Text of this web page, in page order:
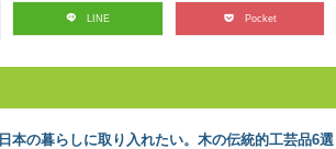
人気の観光地「軽井沢」の森をモリップ目線
首都圏に近い避暑地や別荘地として、あまりにも有名
LINE Pocket
日本の暮らしに取り入れたい。木の伝統的工芸品6選